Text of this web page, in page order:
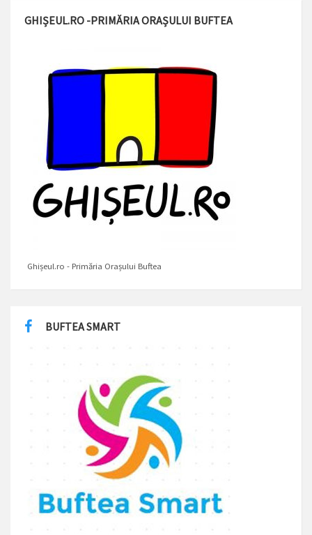
GHIȘEUL.RO -PRIMĂRIA ORAȘULUI BUFTEA
Ghișeul.ro - Primăria Orașului Buftea
BUFTEA SMART